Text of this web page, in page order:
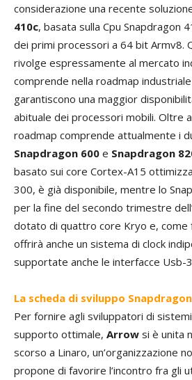
considerazione una recente
410c, basata sulla Cpu Snapdragon
dei primi processori a 64 bit Armv8.
rivolge espressamente al mercato
comprende nella roadmap
garantiscono una maggior
abituale dei processori mobili. Oltre
roadmap comprende attualmente i
Snapdragon 600 e Snapdragon
basato sui core Cortex-A15
300, è già disponibile, mentre lo
per la fine del secondo trimestre
dotato di quattro core Kryo e, come
offrirà anche un sistema di clock
supportate anche le interfacce Usb-
La scheda di sviluppo Snapdragon
Per fornire agli sviluppatori di
supporto ottimale, Arrow si è unita
scorso a Linaro, un’organizzazione
propone di favorire l’incontro fra gli